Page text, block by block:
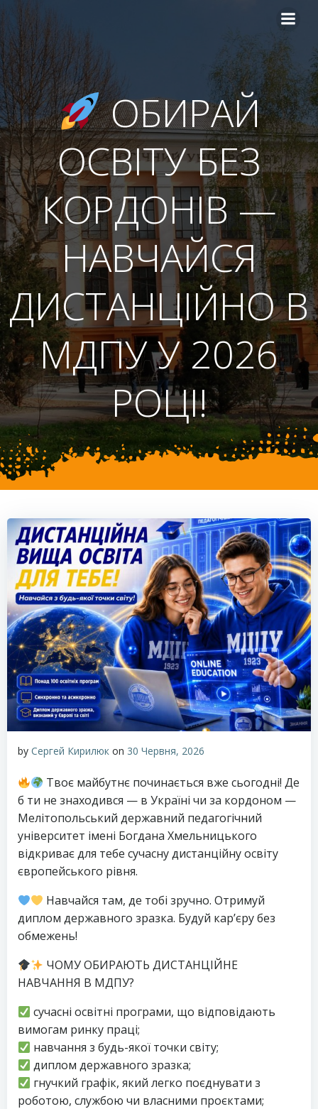
ОБИРАЙ
ОСВІТУ БЕЗ
КОРДОНІВ —
НАВЧАЙСЯ
ДИСТАНЦІЙНО В
МДПУ У 2026
РОЦІ!
by Сергей Кирилюк on 30 Червня, 2026
Твоє майбутнє починається вже сьогодні! Де
б ти не знаходився — в Україні чи за кордоном —
Мелітопольський державний педагогічний
університет імені Богдана Хмельницького
відкриває для тебе сучасну дистанційну освіту
європейського рівня.
Навчайся там, де тобі зручно. Отримуй
диплом державного зразка. Будуй кар’єру без
обмежень!
ЧОМУ ОБИРАЮТЬ ДИСТАНЦІЙНЕ
НАВЧАННЯ В МДПУ?
сучасні освітні програми, що відповідають
вимогам ринку праці;
навчання з будь-якої точки світу;
диплом державного зразка;
гнучкий графік, який легко поєднувати з
роботою, службою чи власними проєктами;